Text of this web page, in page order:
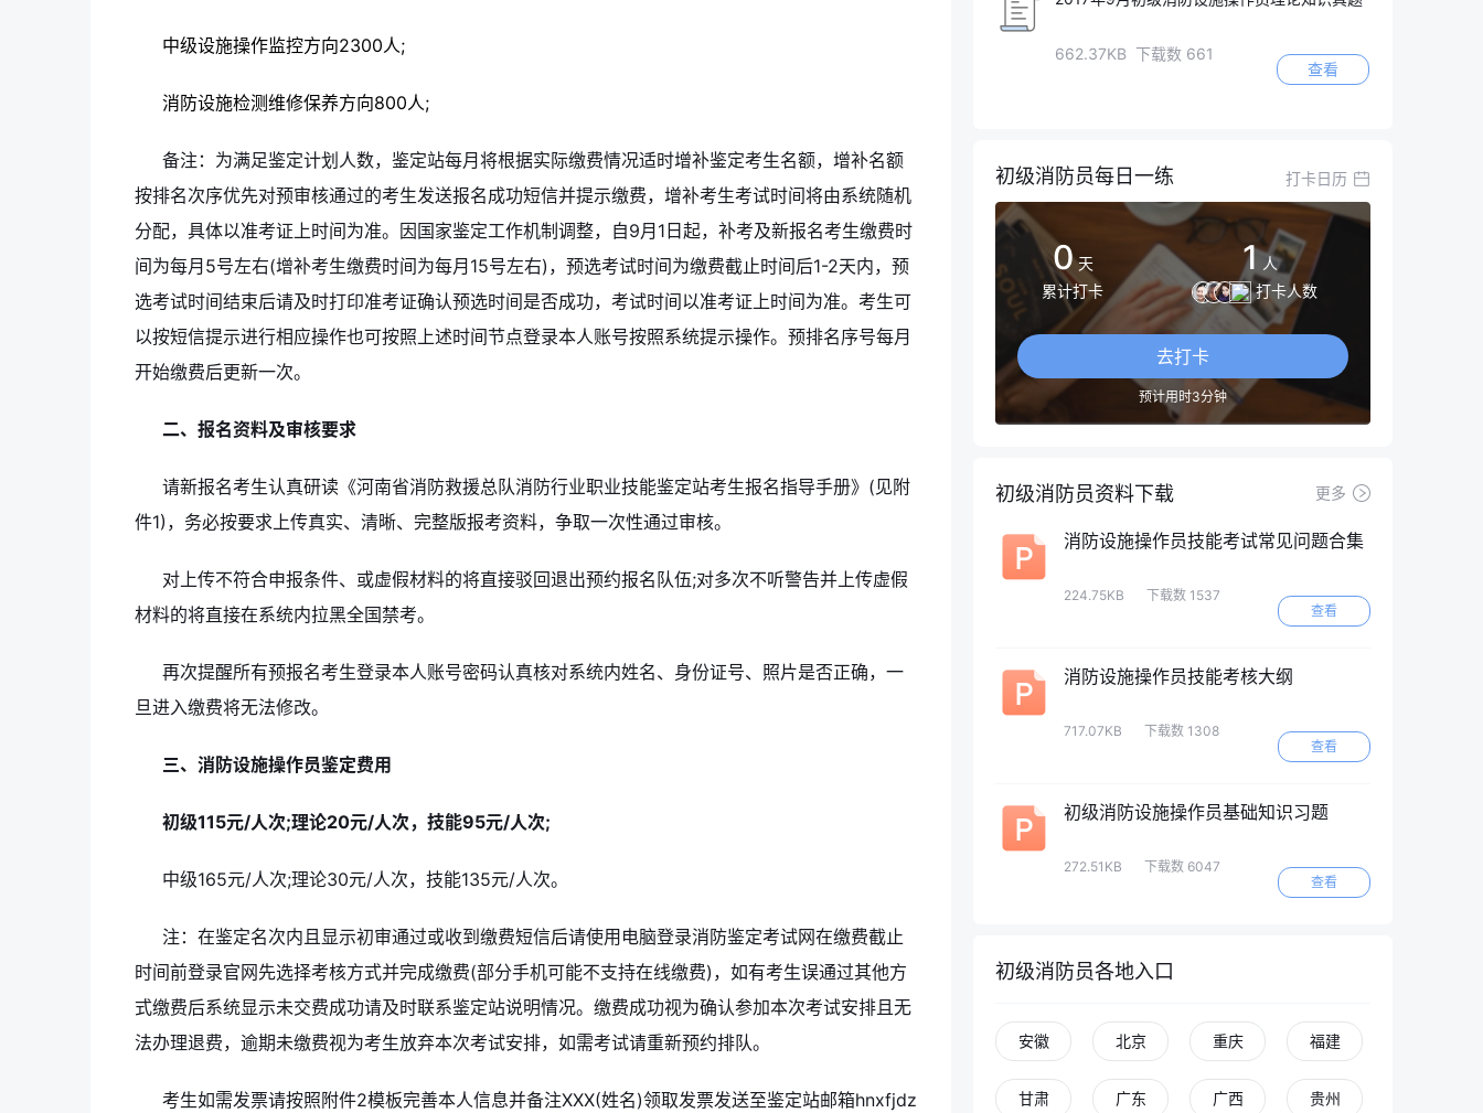
中级设施操作监控方向2300人;
消防设施检测维修保养方向800人;
备注：为满足鉴定计划人数，鉴定站每月将根据实际缴费情况适时增补鉴定考生名额，增补名额
按排名次序优先对预审核通过的考生发送报名成功短信并提示缴费，增补考生考试时间将由系统随机
分配，具体以准考证上时间为准。因国家鉴定工作机制调整，自9月1日起，补考及新报名考生缴费时
间为每月5号左右(增补考生缴费时间为每月15号左右)，预选考试时间为缴费截止时间后1-2天内，预
选考试时间结束后请及时打印准考证确认预选时间是否成功，考试时间以准考证上时间为准。考生可
以按短信提示进行相应操作也可按照上述时间节点登录本人账号按照系统提示操作。预排名序号每月
开始缴费后更新一次。
二、报名资料及审核要求
请新报名考生认真研读《河南省消防救援总队消防行业职业技能鉴定站考生报名指导手册》(见附
件1)，务必按要求上传真实、清晰、完整版报考资料，争取一次性通过审核。
对上传不符合申报条件、或虚假材料的将直接驳回退出预约报名队伍;对多次不听警告并上传虚假
材料的将直接在系统内拉黑全国禁考。
再次提醒所有预报名考生登录本人账号密码认真核对系统内姓名、身份证号、照片是否正确，一
旦进入缴费将无法修改。
三、消防设施操作员鉴定费用
初级115元/人次;理论20元/人次，技能95元/人次;
中级165元/人次;理论30元/人次，技能135元/人次。
注：在鉴定名次内且显示初审通过或收到缴费短信后请使用电脑登录消防鉴定考试网在缴费截止
时间前登录官网先选择考核方式并完成缴费(部分手机可能不支持在线缴费)，如有考生误通过其他方
式缴费后系统显示未交费成功请及时联系鉴定站说明情况。缴费成功视为确认参加本次考试安排且无
法办理退费，逾期未缴费视为考生放弃本次考试安排，如需考试请重新预约排队。
考生如需发票请按照附件2模板完善本人信息并备注XXX(姓名)领取发票发送至鉴定站邮箱hnxfjdz
662.37KB 下载数 661
查看
初级消防员每日一练 打卡日历
0 天
累计打卡
1 人
打卡人数
去打卡
预计用时3分钟
初级消防员资料下载 更多
消防设施操作员技能考试常见问题合集
224.75KB
下载数 1537
查看
消防设施操作员技能考核大纲
717.07KB
下载数 1308
查看
初级消防设施操作员基础知识习题
272.51KB
下载数 6047
查看
初级消防员各地入口
安徽 北京 重庆 福建
甘肃 广东 广西 贵州